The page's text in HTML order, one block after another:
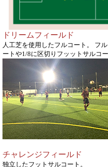
ドリームフィールド
人工芝を使用したフルコート。
フ
ートや1/8に区切り フッットサルコ
チャレンジフィールド
独立したフットサルコート。